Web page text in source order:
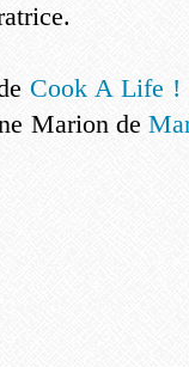
Cook A Life !
Marion de